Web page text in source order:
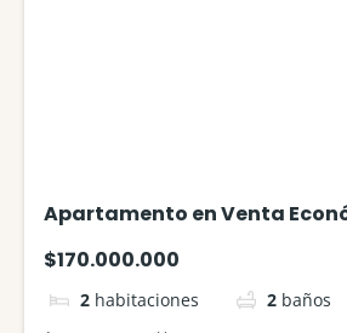
Apartamento en Venta
$170.000.000
2 habitaciones 2 baños